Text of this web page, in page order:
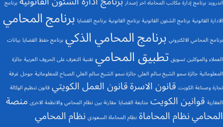
اندرويدبرنامج إدارة مكاتب المحاماه اخر إصدار
برنامج
الادارة القانونيةبرنامج الشئون القانونيةبرنامج القانونيةبرنامج القضايا برنامج المحامي
برنامج المحامي الالكتروني برنامج المحامي الذكيبرنامج حفظ القضايابيانات
العملاء والموكلينتسويقتطبيق المحاميتقنية التعرف على الحروف العربيةجائزة
المعلوماتيةجائزة سمو الشيخ سالم العليجائزة سمو الشيخ سالم العلي الصباح للمعلوماتيةجوجلغرفة
تجارة وصناعة الكويت قانون الاسرةقانون العمل الكويتيقانون تنظيم الوكالة
العقارية قوانين الكويت متابعة القضايا مقارنة بين نظام المحامي والانظمة الاخرى منصة
المحامينظام المحاماةنظام المحاماة السعودينظام المحامي